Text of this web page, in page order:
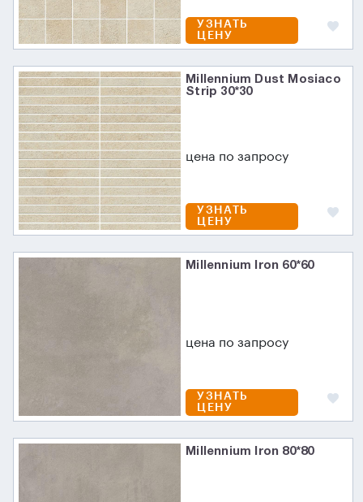
УЗНАТЬ
ЦЕНУ
Millennium Dust Mosiaco
Strip 30*30
цена по запросу
УЗНАТЬ
ЦЕНУ
Millennium Iron 60*60
цена по запросу
УЗНАТЬ
ЦЕНУ
Millennium Iron 80*80